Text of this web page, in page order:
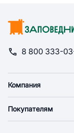
8 800 333-
Компания
Новости
Покупателям